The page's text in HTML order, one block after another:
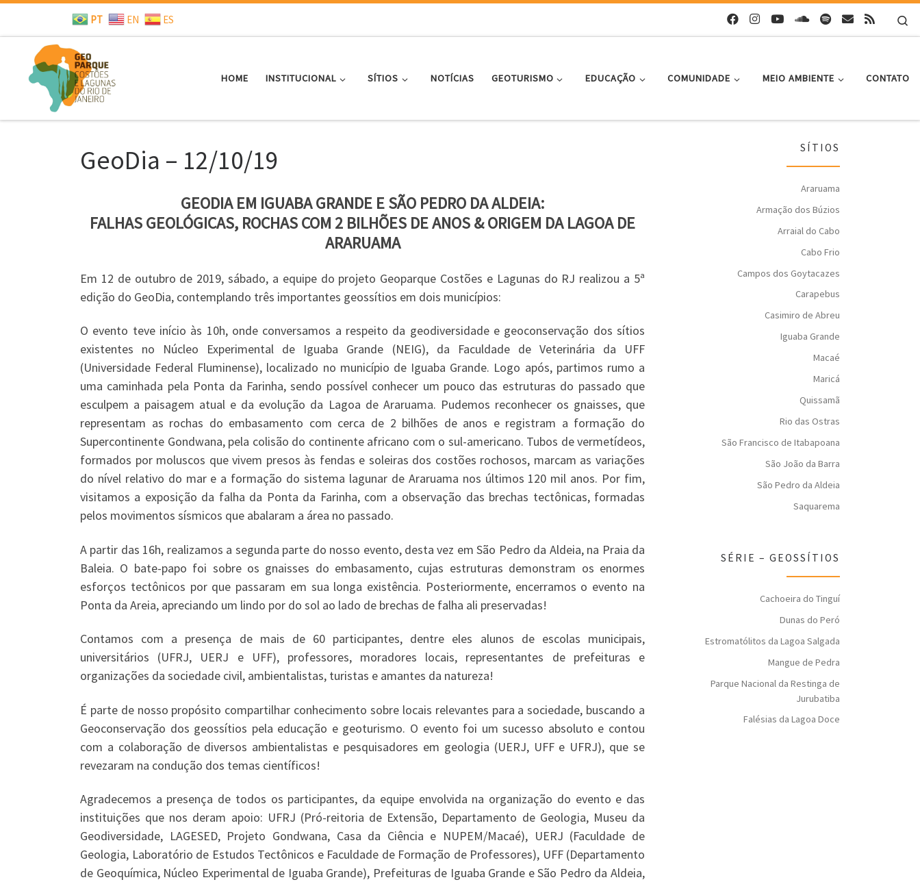
Skip to content
HOME INSTITUCIONAL SÍTIOS NOTÍCIAS GEOTURISMO EDUCAÇÃO COMUNIDADE MEIO AMBIENTE CONTATO
GeoDia – 12/10/19
GEODIA EM IGUABA GRANDE E SÃO PEDRO DA ALDEIA:
FALHAS GEOLÓGICAS, ROCHAS COM 2 BILHÕES DE ANOS & ORIGEM DA LAGOA DE
ARARUAMA
Em 12 de outubro de 2019, sábado, a equipe do projeto Geoparque Costões e Lagunas do RJ realizou a 5ª
edição do GeoDia, contemplando três importantes geossítios em dois municípios:
O evento teve início às 10h, onde conversamos a respeito da geodiversidade e geoconservação dos sítios
existentes no Núcleo Experimental de Iguaba Grande (NEIG), da Faculdade de Veterinária da UFF
(Universidade Federal Fluminense), localizado no município de Iguaba Grande. Logo após, partimos rumo a
uma caminhada pela Ponta da Farinha, sendo possível conhecer um pouco das estruturas do passado que
esculpem a paisagem atual e da evolução da Lagoa de Araruama. Pudemos reconhecer os gnaisses, que
representam as rochas do embasamento com cerca de 2 bilhões de anos e registram a formação do
Supercontinente Gondwana, pela colisão do continente africano com o sul-americano. Tubos de vermetídeos,
formados por moluscos que vivem presos às fendas e soleiras dos costões rochosos, marcam as variações
do nível relativo do mar e a formação do sistema lagunar de Araruama nos últimos 120 mil anos. Por fim,
visitamos a exposição da falha da Ponta da Farinha, com a observação das brechas tectônicas, formadas
pelos movimentos sísmicos que abalaram a área no passado.
A partir das 16h, realizamos a segunda parte do nosso evento, desta vez em São Pedro da Aldeia, na Praia da
Baleia. O bate-papo foi sobre os gnaisses do embasamento, cujas estruturas demonstram os enormes
esforços tectônicos por que passaram em sua longa existência. Posteriormente, encerramos o evento na
Ponta da Areia, apreciando um lindo por do sol ao lado de brechas de falha ali preservadas!
Contamos com a presença de mais de 60 participantes, dentre eles alunos de escolas municipais,
universitários (UFRJ, UERJ e UFF), professores, moradores locais, representantes de prefeituras e
organizações da sociedade civil, ambientalistas, turistas e amantes da natureza!
É parte de nosso propósito compartilhar conhecimento sobre locais relevantes para a sociedade, buscando a
Geoconservação dos geossítios pela educação e geoturismo. O evento foi um sucesso absoluto e contou
com a colaboração de diversos ambientalistas e pesquisadores em geologia (UERJ, UFF e UFRJ), que se
revezaram na condução dos temas científicos!
Agradecemos a presença de todos os participantes, da equipe envolvida na organização do evento e das
instituições que nos deram apoio: UFRJ (Pró-reitoria de Extensão, Departamento de Geologia, Museu da
Geodiversidade, LAGESED, Projeto Gondwana, Casa da Ciência e NUPEM/Macaé), UERJ (Faculdade de
Geologia, Laboratório de Estudos Tectônicos e Faculdade de Formação de Professores), UFF (Departamento
de Geoquímica, Núcleo Experimental de Iguaba Grande), Prefeituras de Iguaba Grande e São Pedro da Aldeia,
SÍTIOS
Araruama
Armação dos Búzios
Arraial do Cabo
Cabo Frio
Campos dos Goytacazes
Carapebus
Casimiro de Abreu
Iguaba Grande
Macaé
Maricá
Quissamã
Rio das Ostras
São Francisco de Itabapoana
São João da Barra
São Pedro da Aldeia
Saquarema
SÉRIE – GEOSSÍTIOS
Cachoeira do Tinguí
Dunas do Peró
Estromatólitos da Lagoa Salgada
Mangue de Pedra
Parque Nacional da Restinga de
Jurubatiba
Falésias da Lagoa Doce
PT EN ES